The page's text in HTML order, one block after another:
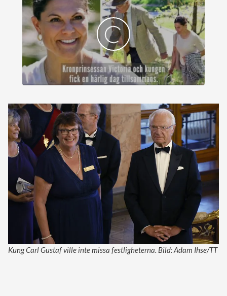
Kung Carl Gustaf ville inte missa festligheterna. Bild: Adam Ihse/TT